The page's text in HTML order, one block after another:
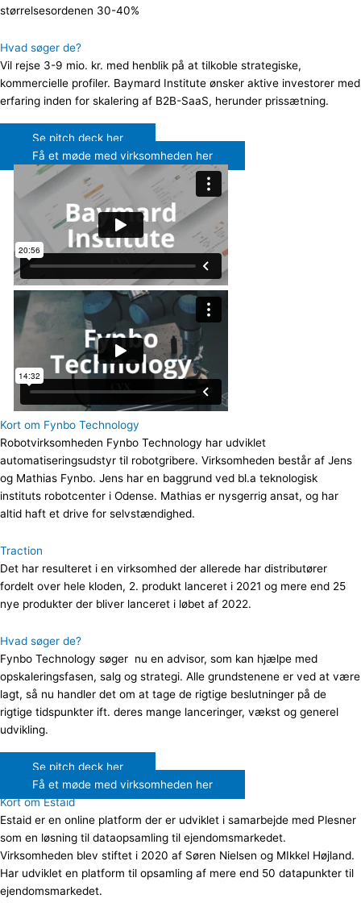
størrelsesordenen 30-40%
Hvad søger de?
Vil rejse 3-9 mio. kr. med henblik på at tilkoble strategiske,
kommercielle profiler. Baymard Institute ønsker aktive investorer med
erfaring inden for skalering af B2B-SaaS, herunder prissætning.
Se pitch deck her
Få et møde med virksomheden her
Kort om Fynbo Technology
Robotvirksomheden Fynbo Technology har udviklet
automatiseringsudstyr til robotgribere. Virksomheden består af Jens
og Mathias Fynbo. Jens har en baggrund ved bl.a teknologisk
instituts robotcenter i Odense. Mathias er nysgerrig ansat, og har
altid haft et drive for selvstændighed.
Traction
Det har resulteret i en virksomhed der allerede har distributører
fordelt over hele kloden, 2. produkt lanceret i 2021 og mere end 25
nye produkter der bliver lanceret i løbet af 2022.
Hvad søger de?
Fynbo Technology søger nu en advisor, som kan hjælpe med
opskaleringsfasen, salg og strategi. Alle grundstenene er ved at være
lagt, så nu handler det om at tage de rigtige beslutninger på de
rigtige tidspunkter ift. deres mange lanceringer, vækst og generel
udvikling.
Se pitch deck her
Få et møde med virksomheden her
Kort om Estaid
Estaid er en online platform der er udviklet i samarbejde med Plesner
som en løsning til dataopsamling til ejendomsmarkedet.
Virksomheden blev stiftet i 2020 af Søren Nielsen og MIkkel Højland.
Har udviklet en platform til opsamling af mere end 50 datapunkter til
ejendomsmarkedet.